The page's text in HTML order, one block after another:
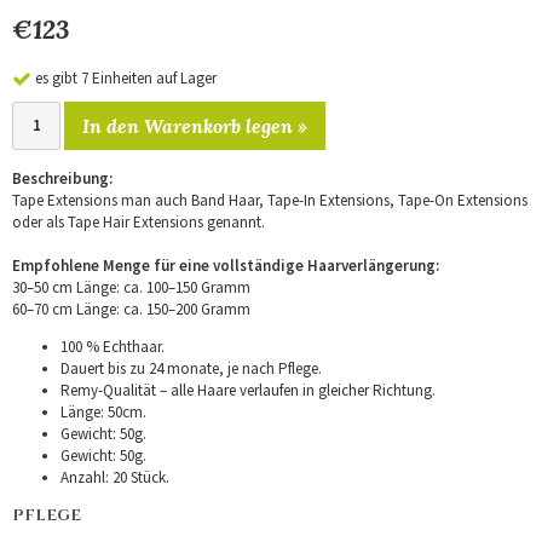
€123
es gibt 7 Einheiten auf Lager
In den Warenkorb legen »
Beschreibung:
Tape Extensions man auch Band Haar, Tape-In Extensions, Tape-On Extensions
oder als Tape Hair Extensions genannt.
Empfohlene Menge für eine vollständige Haarverlängerung:
30–50 cm Länge: ca. 100–150 Gramm
60–70 cm Länge: ca. 150–200 Gramm
100 % Echthaar.
Dauert bis zu 24 monate, je nach Pflege.
Remy-Qualität – alle Haare verlaufen in gleicher Richtung.
Länge: 50cm.
Gewicht: 50g.
Gewicht: 50g.
Anzahl: 20 Stück.
PFLEGE